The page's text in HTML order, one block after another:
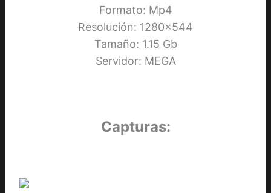
Formato: Mp4
Resolución: 1280×544
Tamaño: 1.15 Gb
Servidor: MEGA
Capturas: